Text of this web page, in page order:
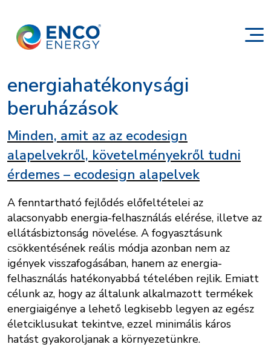
energiahatékonysági
beruházások
Minden, amit az az ecodesign
alapelvekről, követelményekről tudni
érdemes – ecodesign alapelvek
A fenntartható fejlődés előfeltételei az
alacsonyabb energia-felhasználás elérése, illetve az
ellátásbiztonság növelése. A fogyasztásunk
csökkentésének reális módja azonban nem az
igények visszafogásában, hanem az energia-
felhasználás hatékonyabbá tételében rejlik. Emiatt
célunk az, hogy az általunk alkalmazott termékek
energiaigénye a lehető legkisebb legyen az egész
életciklusukat tekintve, ezzel minimális káros
hatást gyakoroljanak a környezetünkre.